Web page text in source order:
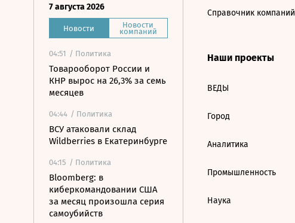
7 августа 2026
Новости Новости
компаний
04:51 / Политика
Товарооборот России и
КНР вырос на 26,3% за семь
месяцев
04:44 / Политика
ВСУ атаковали склад
Wildberries в Екатеринбурге
04:15 / Политика
Bloomberg: в
киберкомандовании США
за месяц произошла серия
самоубийств
Справочник компаний
Наши проекты
ВЕДЫ
Город
Аналитика
Промышленность
Наука